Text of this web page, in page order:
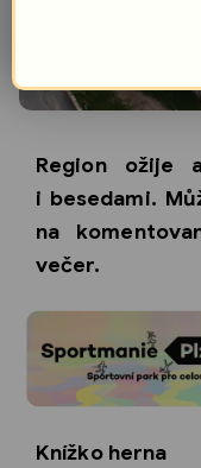
Region ožije
i besedami.
na
večer.
Knížko herna